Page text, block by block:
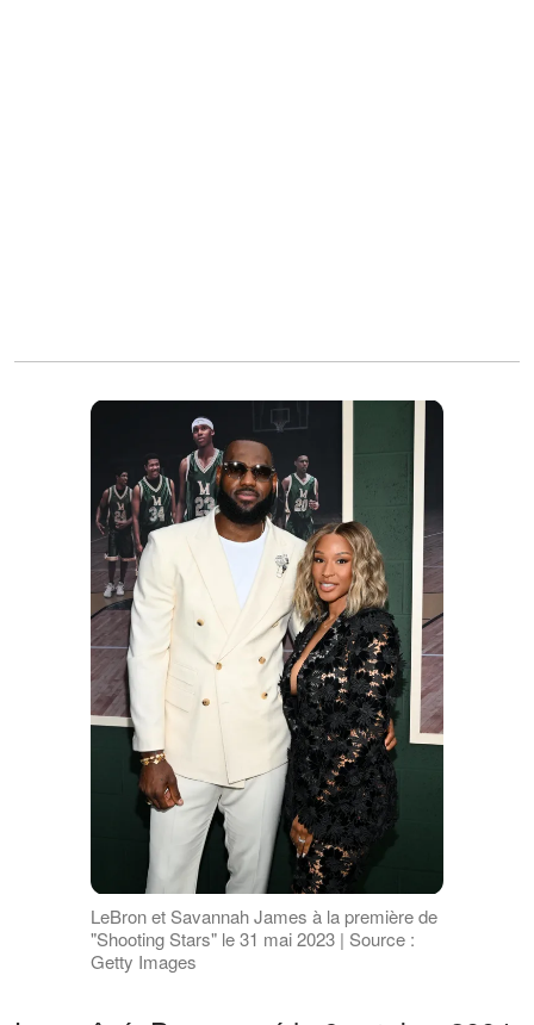
LeBron et Savannah James à la première de
"Shooting Stars" le 31 mai 2023 | Source :
Getty Images